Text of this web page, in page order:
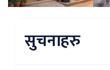
सुचनाहरु